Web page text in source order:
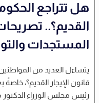
هل تتراجع
القديم؟..
المستجدات
يتساءل العديد من
قانون الإيجار القديم؟،
رئيس مجلس الوزراء